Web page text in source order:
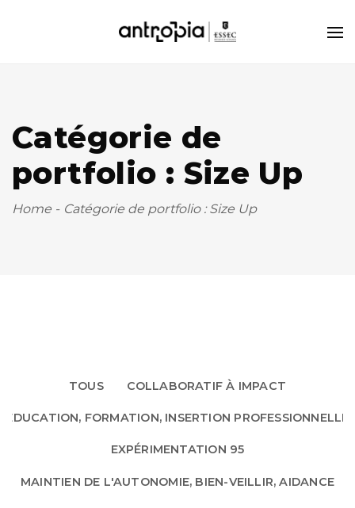
Catégorie de
portfolio : Size Up
Home - Catégorie de portfolio : Size Up
TOUS COLLABORATIF À IMPACT
EDUCATION, FORMATION, INSERTION PROFESSIONNELLE
EXPÉRIMENTATION 95
MAINTIEN DE L'AUTONOMIE, BIEN-VEILLIR, AIDANCE